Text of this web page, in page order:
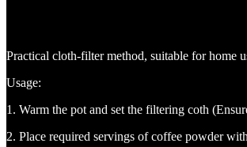
Practical cloth-filter method, suitable for home
Usage:
1. Warm the pot and set the filtering coth
2. Place required servings of coffee powder